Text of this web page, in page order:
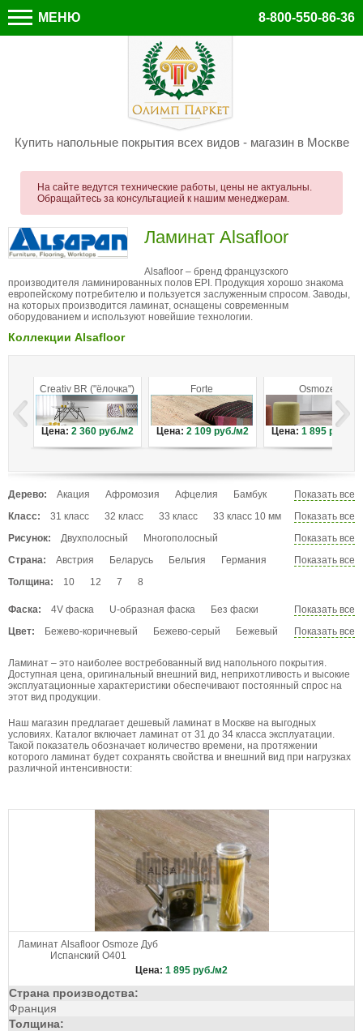
МЕНЮ 8-800-550-86-36
Купить напольные покрытия всех видов - магазин в Москве
На сайте ведутся технические работы, цены не актуальны.
Обращайтесь за консультацией к нашим менеджерам.
Ламинат Alsafloor
Alsafloor – бренд французского
производителя ламинированных полов EPI. Продукция хорошо знакома
европейскому потребителю и пользуется заслуженным спросом. Заводы,
на которых производится ламинат, оснащены современным
оборудованием и используют новейшие технологии.
Коллекции Alsafloor
Creativ BR ("ёлочка")
Цена: 2 360 руб./м2
Forte
Цена: 2 109 руб./м2
Osmoze
Цена: 1 895 руб./м2
Дерево: Акация Афромозия Афцелия
Бамбук
Береза
Бук Венге Верба
Вишня
Кедр
Кемпас Кипари
Кипарис
Красное дерево
Падук
Палисандр Панга-панга
Пекан
Сукупира
Тигровое дерево Тик
Тис
Хемлок
Хикори
Эбеновое дерево
Показать все
Класс:
31 класс 32 класс 33 класс
33 класс 10 мм
34 класс
34 класс 12 мм
Показать все
Рисунок:
Двухполосный
Многополосный
Однополосный
Под камень
Под кожу
Показать все
Страна:
Австрия Беларусь Бельгия
Германия
Китай
Польша
Показать все
Толщина:
10 12 7 8
Фаска: 4V фаска U-образная фаска
Без фаски
Микрофаска
С фаской
Показать все
Цвет:
Бежево-коричневый Бежево-серый
Бежевый
Белый с желтым
Венге
Выбеленный
Глянцевое серебро
Голубой
Дуб выбеленный
Зеленый
Коричнево-рыжий
Коричнево-серый
Коричневый
Красно-коричневый
Красный
Молочный
Натуральный
Розовый
Светло-бежевый с коричневым
Светло-желтый
Светло-коричневый
Светло-серый
Светлый
Светлый венге
Серо-бежевый
Серо-белый
Серо-коричневый
Серобро
Серый
Серый глянец
Синий
Темно-бежевый
Темно-желтый
Темно-коричневый
Темно-серый
Темный
Темный венге
Черно-белый
Черно-серый
Черный
Черный глянец
Черный с желтым
Показать все
Ламинат – это наиболее востребованный вид напольного покрытия.
Доступная цена, оригинальный внешний вид, неприхотливость и высокие
эксплуатационные характеристики обеспечивают постоянный спрос на
этот вид продукции.
Наш магазин предлагает дешевый ламинат в Москве на выгодных
условиях. Каталог включает ламинат от 31 до 34 класса эксплуатации.
Такой показатель обозначает количество времени, на протяжении
которого ламинат будет сохранять свойства и внешний вид при нагрузках
различной интенсивности:
Ламинат Alsafloor Osmoze Дуб
Испанский О401
Цена: 1 895 руб./м2
Страна производства:
Франция
Толщина: